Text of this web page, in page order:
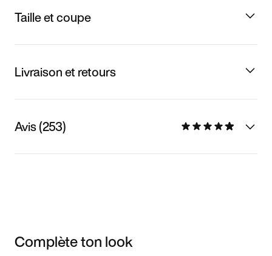
Taille et coupe
Livraison et retours
Avis (253)
Complète ton look